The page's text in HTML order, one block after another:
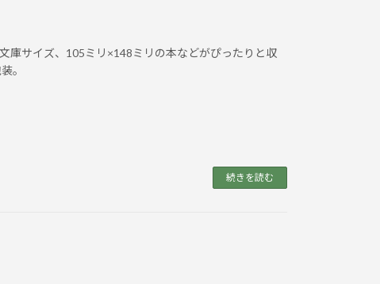
庫サイズ、105ミリ×148ミリの本などがぴったりと収
。
続きを読む